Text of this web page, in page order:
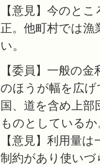
【意見】今のと
正。他町村では
い。
【委員】一般の
のほうが幅を広
国、道を含め上
ものとしているか
【意見】利用量
制約があり使いづ